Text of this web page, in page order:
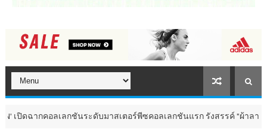
ฉากคอลเลกชันระดับมาสเตอร์พีซคอลเลกชันแรก รังสรรค์ "ผ้าลายน้ำไ